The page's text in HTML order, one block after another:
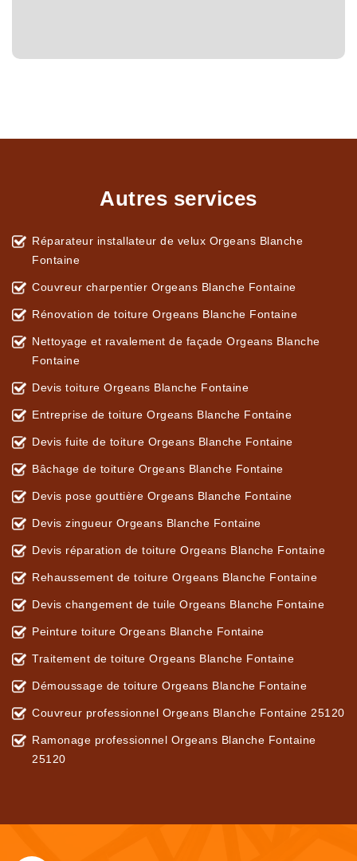
Autres services
Réparateur installateur de velux Orgeans Blanche
Fontaine
Couvreur charpentier Orgeans Blanche Fontaine
Rénovation de toiture Orgeans Blanche Fontaine
Nettoyage et ravalement de façade Orgeans Blanche
Fontaine
Devis toiture Orgeans Blanche Fontaine
Entreprise de toiture Orgeans Blanche Fontaine
Devis fuite de toiture Orgeans Blanche Fontaine
Bâchage de toiture Orgeans Blanche Fontaine
Devis pose gouttière Orgeans Blanche Fontaine
Devis zingueur Orgeans Blanche Fontaine
Devis réparation de toiture Orgeans Blanche Fontaine
Rehaussement de toiture Orgeans Blanche Fontaine
Devis changement de tuile Orgeans Blanche Fontaine
Peinture toiture Orgeans Blanche Fontaine
Traitement de toiture Orgeans Blanche Fontaine
Démoussage de toiture Orgeans Blanche Fontaine
Couvreur professionnel Orgeans Blanche Fontaine 25120
Ramonage professionnel Orgeans Blanche Fontaine
25120